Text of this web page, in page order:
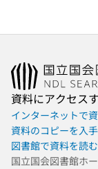
資料にアクセス
インターネットで
資料のコピーを入
図書館で資料を読む
国立国会図書館ホ